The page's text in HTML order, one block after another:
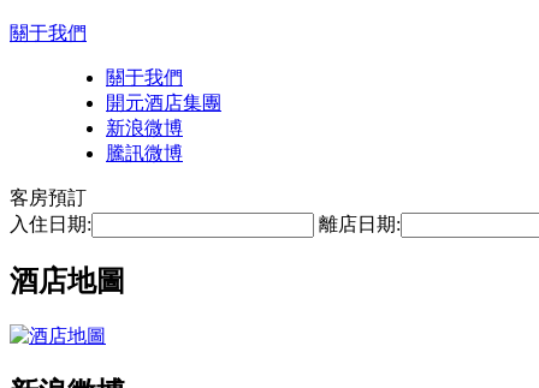
關于我們
關于我們
開元酒店集團
新浪微博
騰訊微博
客房預訂
入住日期:
離店日期:
酒店地圖